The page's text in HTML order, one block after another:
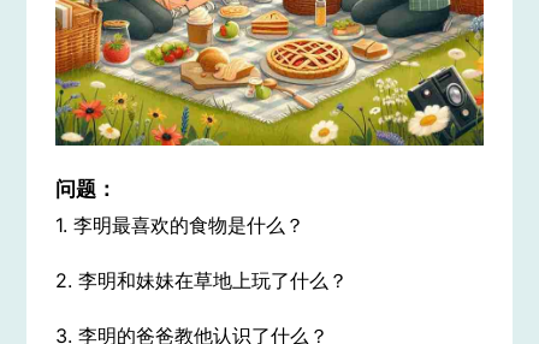
问题：
1. 李明最喜欢的食物是什么？
2. 李明和妹妹在草地上玩了什么？
3. 李明的爸爸教他认识了什么？